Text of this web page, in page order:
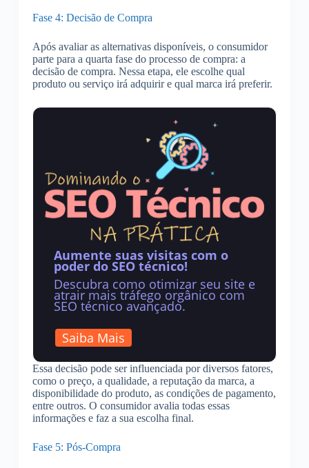
Fase 4: Decisão de Compra
Após avaliar as alternativas disponíveis, o consumidor
parte para a quarta fase do processo de compra: a
decisão de compra. Nessa etapa, ele escolhe qual
produto ou serviço irá adquirir e qual marca irá preferir.
Aumente suas visitas com o
poder do SEO técnico!
Descubra como otimizar seu site e
atrair mais tráfego orgânico com
SEO técnico avançado.
Saiba Mais
Essa decisão pode ser influenciada por diversos fatores,
como o preço, a qualidade, a reputação da marca, a
disponibilidade do produto, as condições de pagamento,
entre outros. O consumidor avalia todas essas
informações e faz a sua escolha final.
Fase 5: Pós-Compra